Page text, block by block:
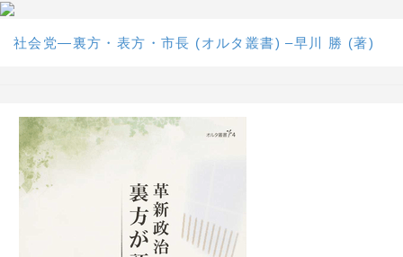
社会党―裏方・表方・市長 (オルタ叢書) –早川 勝 (著)